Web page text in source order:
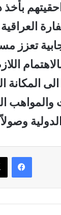
تعزز
الى
والمواهب
فيسبوك